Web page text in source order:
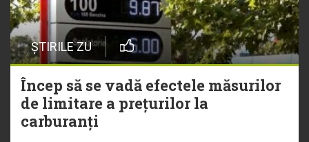
ȘTIRILE ZU
Încep să se vadă efectele măsurilor
de limitare a prețurilor la
carburanți